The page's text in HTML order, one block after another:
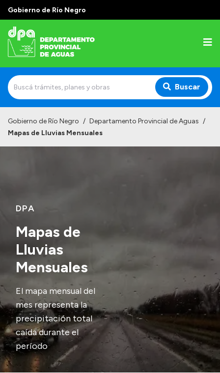
Gobierno de Río Negro
Buscar
Normativa
Delegaciones
Generación y Riego SAU
Presupuesto
Boletín Oficial
Compras y licitaciones
Consulta de expedientes
Consulta de pago a proveedores
Gobierno de Río Negro / Departamento Provincial de Aguas /
Mapas de Lluvias Mensuales
DPA
Mapas de
Lluvias
Mensuales
El mapa mensual del
mes representa la
precipitación total
caída durante el
período